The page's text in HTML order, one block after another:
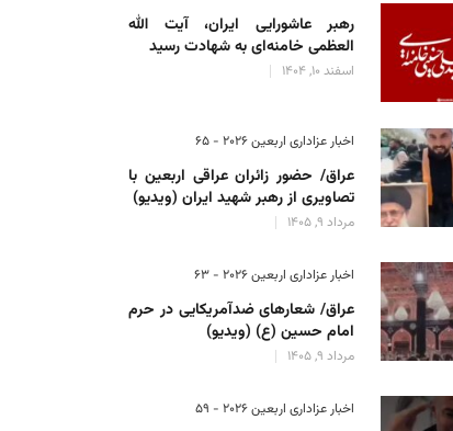
رهبر عاشورایی ایران، آیت الله
العظمی خامنه‌ای به شهادت رسید
اسفند 10, 1404
اخبار عزاداری اربعین ۲۰۲۶ - 65
عراق/ حضور زائران عراقی اربعین با
تصاویری از رهبر شهید ایران (ویدیو)
مرداد 9, 1405
اخبار عزاداری اربعین ۲۰۲۶ - 63
عراق/ شعارهای ضدآمریکایی در حرم
امام حسین (ع) (ویدیو)
مرداد 9, 1405
اخبار عزاداری اربعین ۲۰۲۶ - 59